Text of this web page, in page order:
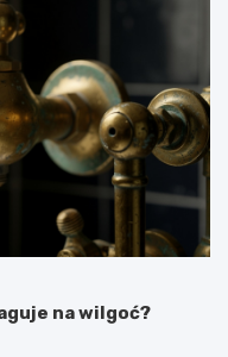
na wilgoć?